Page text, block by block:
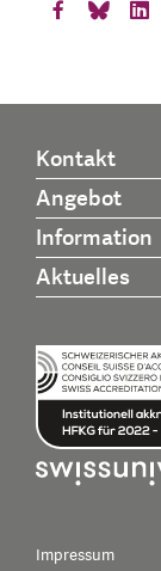
Kontakt
Angebot
Information
Aktuelles
Impressum